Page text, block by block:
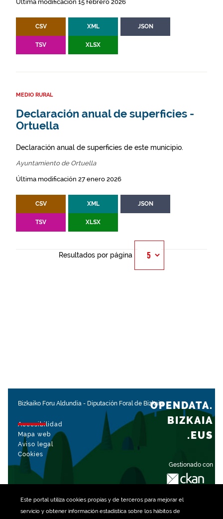
Este portal utiliza cookiespropias y de terceros para mejorar el
servicio y obtener información estadística sobre los hábitos de
Última modificación 15 febrero 2026
CSV XML JSON
TSV XLSX
MEDIO RURAL
Declaración anual de superficies -
Ortuella
Declaración anual de superficies de este municipio.
Ayuntamiento de Ortuella
Última modificación 27 enero 2026
CSV XML JSON
TSV XLSX
Resultados por página
Bizkaiko Foru Aldundia - Diputación Foral de Bizkaia
Accesibilidad
Mapa web
Aviso legal
Cookies
Gestionado con
OPENDATA.
BIZKAIA
.EUS